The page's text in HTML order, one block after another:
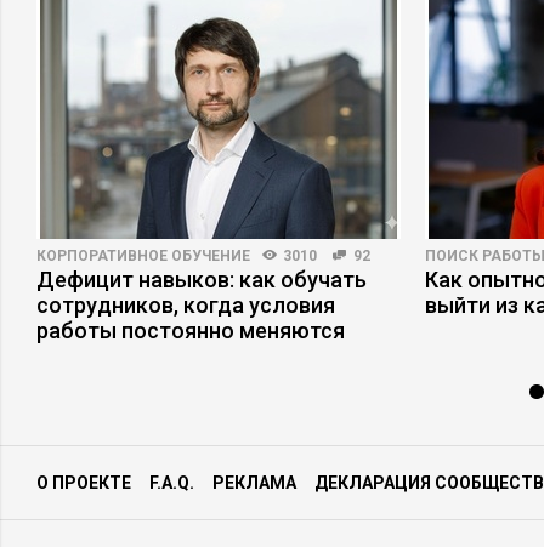
КОРПОРАТИВНОЕ ОБУЧЕНИЕ 3010 92
Дефицит навыков: как обучать
сотрудников, когда условия
работы постоянно меняются
ПОИСК РАБОТЫ
Как
выйти из
О ПРОЕКТЕ F.A.Q. РЕКЛАМА ДЕКЛАРАЦИЯ